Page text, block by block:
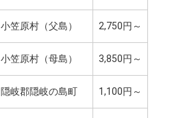
小笠原村（父島） 2,750円～
小笠原村（母島） 3,850円～
隠岐郡隠岐の島町 1,100円～